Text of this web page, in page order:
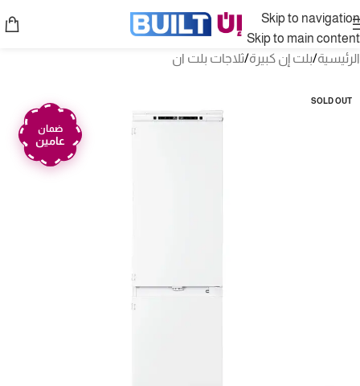
Skip to navigation
Skip to main content
الرئيسية/بلت إن كبيرة/ثلاجات بلت ان
SOLD OUT
ضمان
عامين